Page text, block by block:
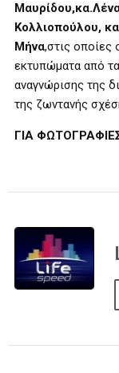
Κολλιοπούλου,
Μήνα,στις οποίες
εκτυπώματα από
αναγνώρισης της
της ζωντανής
ΓΙΑ